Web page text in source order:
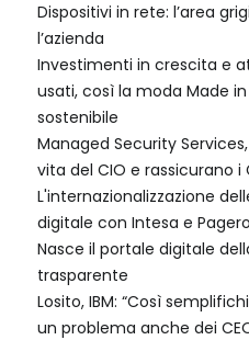
Dispositivi in rete: l’area
l’azienda
Investimenti in crescita e
usati, così la moda Made
sostenibile
Managed Security
vita del CIO e rassicurano i
L'internazionalizzazione
digitale con Intesa e Pagero
Nasce il portale digitale
trasparente
Losito, IBM: “Così
un problema anche dei